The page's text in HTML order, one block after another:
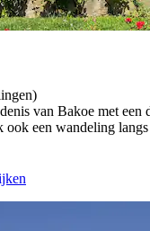
van Bakoe met een
ook een wandeling